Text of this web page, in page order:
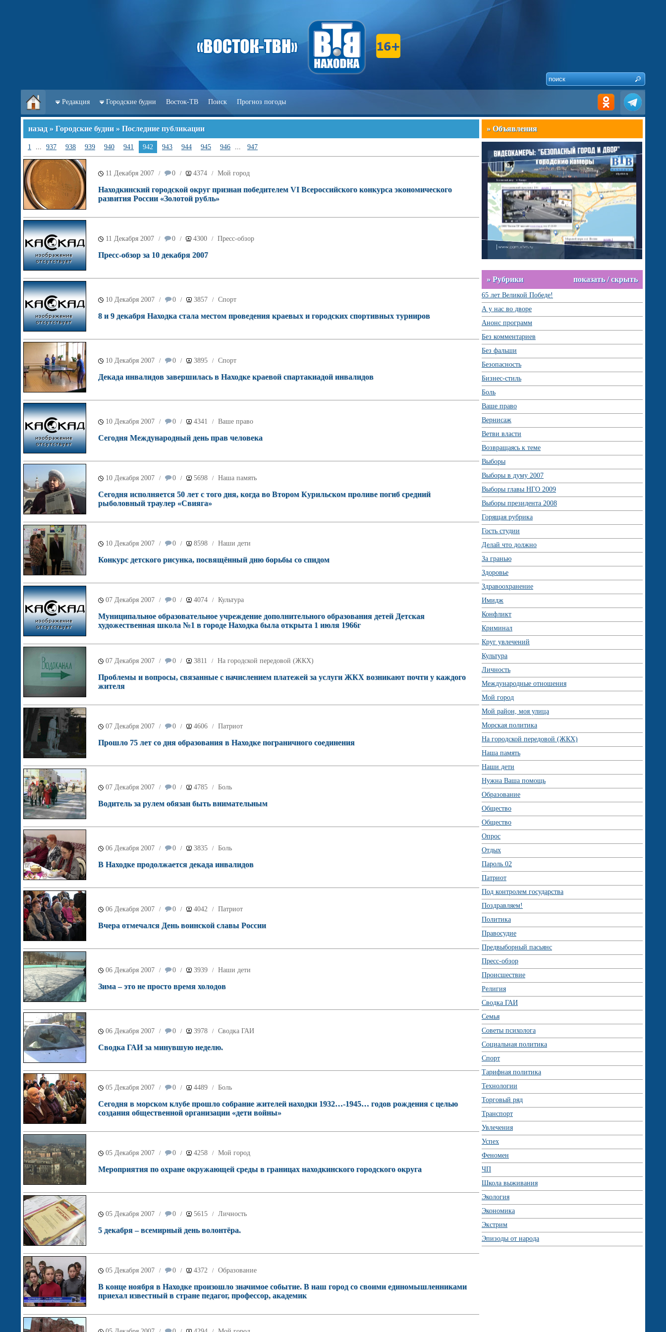
Редакция Городские будни Восток-ТВ Поиск Прогноз погоды
назад » Городские будни » Последние публикации
1 ... 937 938 939 940 941 942 943 944 945 946 ... 947
11 Декабря 2007 / 0 / 4374 / Мой город
Находкинский городской округ признан победителем VI Всероссийского конкурса экономического
развития России «Золотой рубль»
11 Декабря 2007 / 0 / 4300 / Пресс-обзор
Пресс-обзор за 10 декабря 2007
10 Декабря 2007 / 0 / 3857 / Спорт
8 и 9 декабря Находка стала местом проведения краевых и городских спортивных турниров
10 Декабря 2007 / 0 / 3895 / Спорт
Декада инвалидов завершилась в Находке краевой спартакиадой инвалидов
10 Декабря 2007 / 0 / 4341 / Ваше право
Сегодня Международный день прав человека
10 Декабря 2007 / 0 / 5698 / Наша память
Сегодня исполняется 50 лет с того дня, когда во Втором Курильском проливе погиб средний
рыболовный траулер «Свияга»
10 Декабря 2007 / 0 / 8598 / Наши дети
Конкурс детского рисунка, посвящённый дню борьбы со спидом
07 Декабря 2007 / 0 / 4074 / Культура
Муниципальное образовательное учреждение дополнительного образования детей Детская
художественная школа №1 в городе Находка была открыта 1 июля 1966г
07 Декабря 2007 / 0 / 3811 / На городской передовой (ЖКХ)
Проблемы и вопросы, связанные с начислением платежей за услуги ЖКХ возникают почти у каждого
жителя
07 Декабря 2007 / 0 / 4606 / Патриот
Прошло 75 лет со дня образования в Находке пограничного соединения
07 Декабря 2007 / 0 / 4785 / Боль
Водитель за рулем обязан быть внимательным
06 Декабря 2007 / 0 / 3835 / Боль
В Находке продолжается декада инвалидов
06 Декабря 2007 / 0 / 4042 / Патриот
Вчера отмечался День воинской славы России
06 Декабря 2007 / 0 / 3939 / Наши дети
Зима – это не просто время холодов
06 Декабря 2007 / 0 / 3978 / Сводка ГАИ
Сводка ГАИ за минувшую неделю.
05 Декабря 2007 / 0 / 4489 / Боль
Сегодня в морском клубе прошло собрание жителей находки 1932…-1945… годов рождения с целью
создания общественной организации «дети войны»
05 Декабря 2007 / 0 / 4258 / Мой город
Мероприятия по охране окружающей среды в границах находкинского городского округа
05 Декабря 2007 / 0 / 5615 / Личность
5 декабря – всемирный день волонтёра.
05 Декабря 2007 / 0 / 4372 / Образование
В конце ноября в Находке произошло значимое событие. В наш город со своими единомышленниками
приехал известный в стране педагог, профессор, академик
» Объявления
» Рубрики показать / скрыть
65 лет Великой Победе!
А у нас во дворе
Анонс программ
Без комментариев
Без фальши
Безопасность
Бизнес-стиль
Боль
Ваше право
Вернисаж
Ветви власти
Возвращаясь к теме
Выборы
Выборы в думу 2007
Выборы главы НГО 2009
Выборы президента 2008
Горящая рубрика
Гость студии
Делай что должно
За гранью
Здоровье
Здравоохранение
Имидж
Конфликт
Криминал
Круг увлечений
Культура
Личность
Международные отношения
Мой город
Мой район, моя улица
Морская политика
На городской передовой (ЖКХ)
Наша память
Наши дети
Нужна Ваша помощь
Образование
Общество
Общество
Опрос
Отдых
Пароль 02
Патриот
Под контролем государства
Поздравляем!
Политика
Правосудие
Предвыборный пасьянс
Пресс-обзор
Происшествие
Религия
Сводка ГАИ
Семья
Советы психолога
Социальная политика
Спорт
Тарифная политика
Технологии
Торговый ряд
Транспорт
Увлечения
Успех
Феномен
ЧП
Школа выживания
Экология
Экономика
Экстрим
Эпизоды от народа